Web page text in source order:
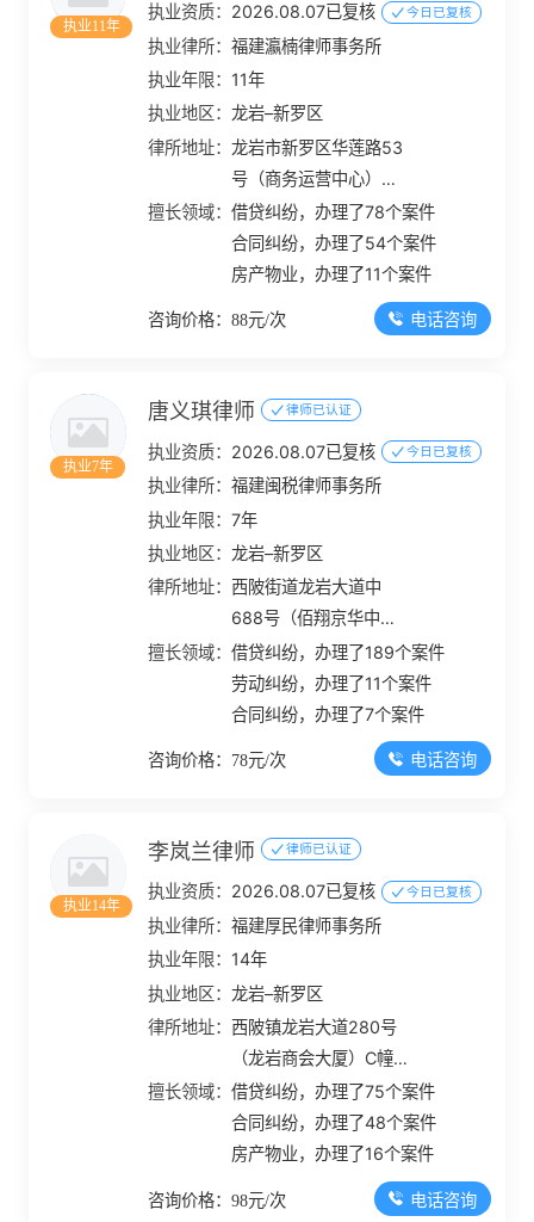
执业11年
执业资质： 2026.08.07已复核 今日已复核
执业律所：福建瀛楠律师事务所
执业年限： 11年
执业地区：龙岩–新罗区
律所地址：龙岩市新罗区华莲路53
号（商务运营中心）青
年创业大厦J栋12楼
擅长领域：借贷纠纷，办理了78个案件
合同纠纷，办理了54个案件
房产物业，办理了11个案件
咨询价格：88元/次 电话咨询
执业7年
唐义琪律师 律师已认证
执业资质： 2026.08.07已复核 今日已复核
执业律所：福建闽税律师事务所
执业年限：7年
执业地区：龙岩–新罗区
律所地址：西陂街道龙岩大道中
688号（佰翔京华中
心）办公塔楼1305号
擅长领域：借贷纠纷，办理了189个案件
劳动纠纷，办理了11个案件
合同纠纷，办理了7个案件
咨询价格：78元/次 电话咨询
执业14年
李岚兰律师 律师已认证
执业资质： 2026.08.07已复核 今日已复核
执业律所：福建厚民律师事务所
执业年限： 14年
执业地区：龙岩–新罗区
律所地址：西陂镇龙岩大道280号
（龙岩商会大厦）C幢
1404室
擅长领域：借贷纠纷，办理了75个案件
合同纠纷，办理了48个案件
房产物业，办理了16个案件
咨询价格：98元/次 电话咨询